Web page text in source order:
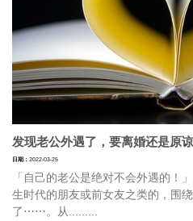
发现老公外遇了，要离婚还是原
日期： 2022-03-25
「自己的老公是绝对不会外遇的！
生时代的朋友或前女友之类的，围
了⋯⋯。从.........